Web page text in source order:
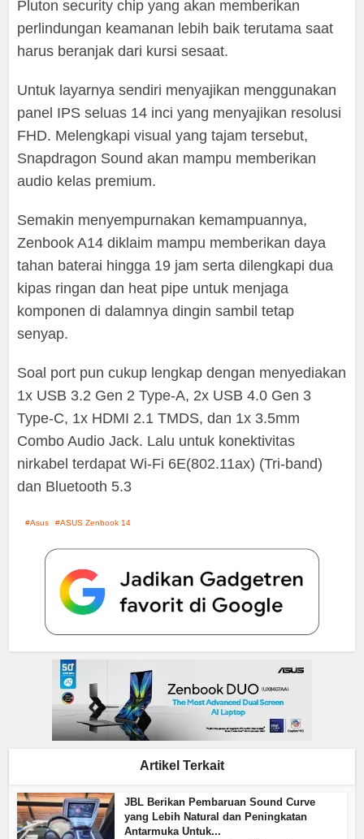
Pluton security chip yang akan memberikan
perlindungan keamanan lebih baik terutama saat
harus beranjak dari kursi sesaat.
Untuk layarnya sendiri menyajikan menggunakan
panel IPS seluas 14 inci yang menyajikan resolusi
FHD. Melengkapi visual yang tajam tersebut,
Snapdragon Sound akan mampu memberikan
audio kelas premium.
Semakin menyempurnakan kemampuannya,
Zenbook A14 diklaim mampu memberikan daya
tahan baterai hingga 19 jam serta dilengkapi dua
kipas ringan dan heat pipe untuk menjaga
komponen di dalamnya dingin sambil tetap
senyap.
Soal port pun cukup lengkap dengan menyediakan
1x USB 3.2 Gen 2 Type-A, 2x USB 4.0 Gen 3
Type-C, 1x HDMI 2.1 TMDS, dan 1x 3.5mm
Combo Audio Jack. Lalu untuk konektivitas
nirkabel terdapat Wi-Fi 6E(802.11ax) (Tri-band)
dan Bluetooth 5.3
Asus ASUS Zenbook 14
Artikel Terkait
JBL Berikan Pembaruan Sound Curve
yang Lebih Natural dan Peningkatan
Antarmuka Untuk...